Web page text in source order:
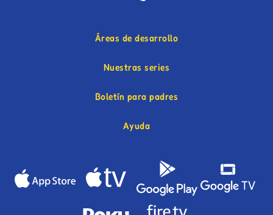
Áreas de desarrollo
Nuestras series
Boletín para padres
Ayuda